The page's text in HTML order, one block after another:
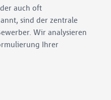
auch oft
sind der zentrale
Wir analysieren
Ihrer